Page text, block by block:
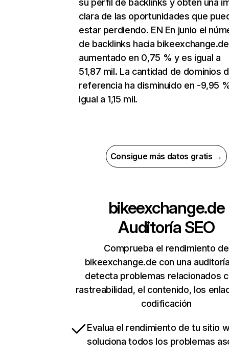
su perfil de backlinks y obtén una
clara de las oportunidades que
estar perdiendo. EN En junio el
de backlinks hacia
aumentado en 0,75 % y es igual a
51,87 mil. La cantidad de dominios
referencia ha disminuido en -9,95
igual a 1,15 mil.
Consigue más datos gratis →
bikeexchange.de
Auditoría SEO
Comprueba el rendimiento de
bikeexchange.de con una
detecta problemas relacionados
rastreabilidad, el contenido, los
codificación
Evalua el rendimiento de tu sitio
soluciona todos los problemas